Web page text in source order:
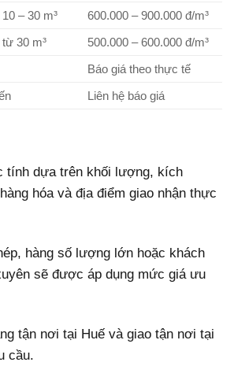
– 30 m³
600.000 – 900.000 đ/m³
30 m³
500.000 – 600.000 đ/m³
Báo giá theo thực tế
Liên hệ báo giá
dựa trên khối lượng, kích
hóa và địa điểm giao nhận thực
hàng số lượng lớn hoặc khách
sẽ được áp dụng mức giá ưu
tận nơi tại Huế và giao tận nơi tại
cầu.